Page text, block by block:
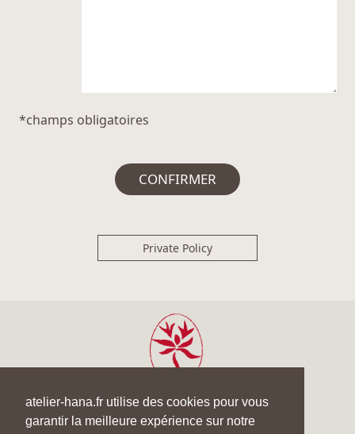
atelier-hana.fr utilise des cookies pour vous
garantir la meilleure expérience sur notre
*champs obligatoires
Private Policy